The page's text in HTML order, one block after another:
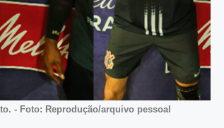
- Foto: Reprodução/arquivo pessoal